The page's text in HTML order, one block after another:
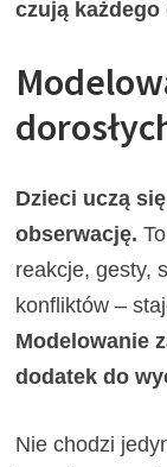
czują każdego
Dzieci uczą
obserwację.
reakcje, gesty,
konfliktów –
Modelowanie
dodatek do
Nie chodzi